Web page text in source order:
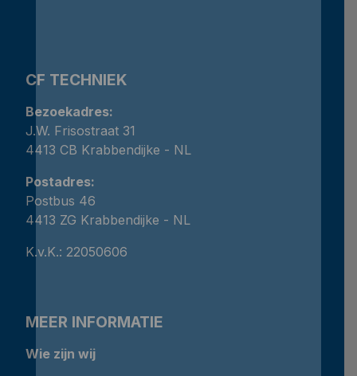
CF TECHNIEK
Bezoekadres:
J.W. Frisostraat 31
4413 CB Krabbendijke - NL
Postadres:
Postbus 46
4413 ZG Krabbendijke - NL
K.v.K.: 22050606
MEER INFORMATIE
Wie zijn wij